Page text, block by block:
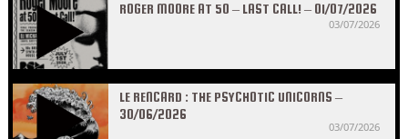
ROGER MOORE AT 50 – LAST CALL! – 01/07/2026
03/07/2026
LE RENCARD : THE PSYCHOTIC UNICORNS –
30/06/2026
03/07/2026